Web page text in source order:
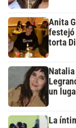
Anita
festejó
torta
un
La